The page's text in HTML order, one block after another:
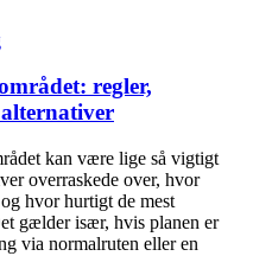
regler,
kan være lige så vigtigt
overraskede over, hvor
hvor hurtigt de mest
gælder især, hvis planen er
via normalruten eller en